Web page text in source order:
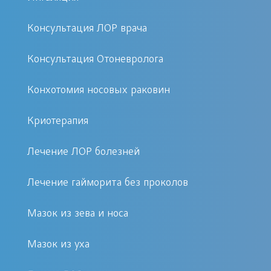
Кто такой врач-фониатр и кому он
узкоспециализированный ЛОР-врач,
который занимается диагностикой,
заболеваний голосового аппарата. Его
певцов и актеров, но и для всех, чья
деятельность связана с голосовыми
Консультация ЛОР врача
Консультация Отоневролога
Конхотомия носовых раковин
Криотерапия
Лечение ЛОР болезней
Лечение гайморита без проколов
Мазок из зева и носа
Мазок из уха